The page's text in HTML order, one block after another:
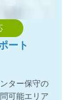
お問い合わせ
ート
ター保守の
可能エリア